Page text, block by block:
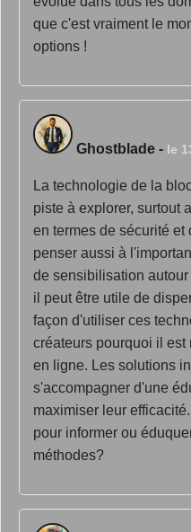
que c'est vraiment le
options !
Ghostblade - le
La technologie de la
piste à explorer, surtout
en termes de sécurité
penser aussi à
de sensibilisation
il peut être utile de
façon d'utiliser ces
créateurs pourquoi il
en ligne. Les solutions
s'accompagner d'une
maximiser leur
pour informer ou
méthodes?